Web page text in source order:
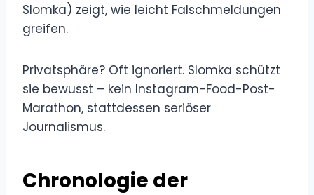
Slomka) zeigt, wie leicht Falschmeldungen
greifen.
Privatsphäre? Oft ignoriert. Slomka schützt
sie bewusst – kein Instagram-Food-Post-
Marathon, stattdessen seriöser
Journalismus.
Chronologie der